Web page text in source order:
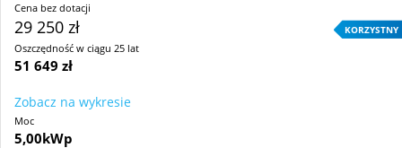
Cena bez dotacji
29 250 zł KORZYSTNY
Oszczędność w ciągu 25 lat
51 649 zł
Zobacz na wykresie
Moc
5,00kWp